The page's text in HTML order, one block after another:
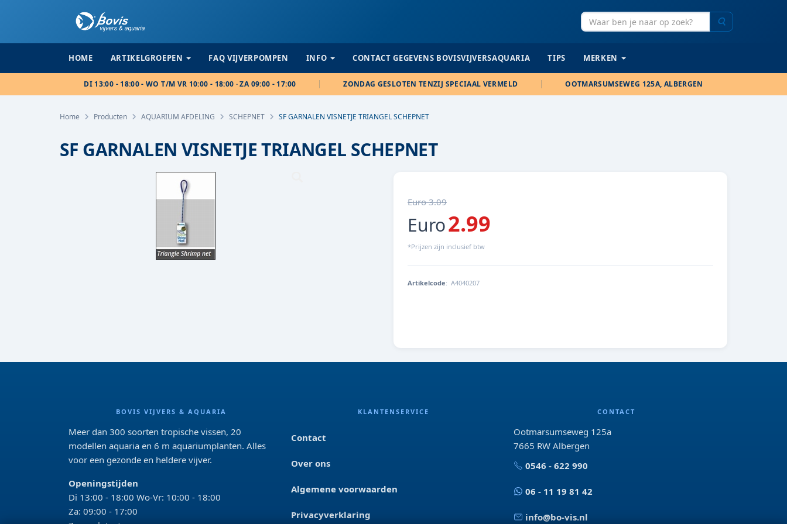
HOME ARTIKELGROEPEN FAQ VIJVERPOMPEN INFO CONTACT GEGEVENS BOVISVIJVERSAQUARIA TIPS MERKEN
DI 13:00 - 18:00 - WO T/M VR 10:00 - 18:00 · ZA 09:00 - 17:00 ZONDAG GESLOTEN TENZIJ SPECIAAL VERMELD OOTMARSUMSEWEG 125A, ALBERGEN
Home Producten AQUARIUM AFDELING SCHEPNET SF GARNALEN VISNETJE TRIANGEL SCHEPNET
SF GARNALEN VISNETJE TRIANGEL SCHEPNET
Euro 3.09
Euro2.99
*Prijzen zijn inclusief btw
Artikelcode: A4040207
BOVIS VIJVERS & AQUARIA
Meer dan 300 soorten tropische vissen, 20
modellen aquaria en 6 m aquariumplanten. Alles
voor een gezonde en heldere vijver.
Openingstijden
Di 13:00 - 18:00 Wo-Vr: 10:00 - 18:00
Za: 09:00 - 17:00
KLANTENSERVICE
Contact
Over ons
Algemene voorwaarden
Privacyverklaring
CONTACT
Ootmarsumseweg 125a
7665 RW Albergen
0546 - 622 990
06 - 11 19 81 42
info@bo-vis.nl